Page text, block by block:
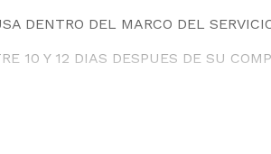
DENTRO DEL MARCO DEL
10 Y 12 DIAS DESPUES DE SU